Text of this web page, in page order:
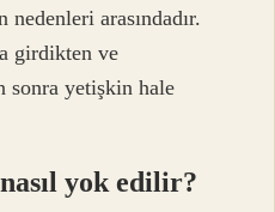
arasındadır.
girdikten ve
sonra yetişkin hale
yok edilir?